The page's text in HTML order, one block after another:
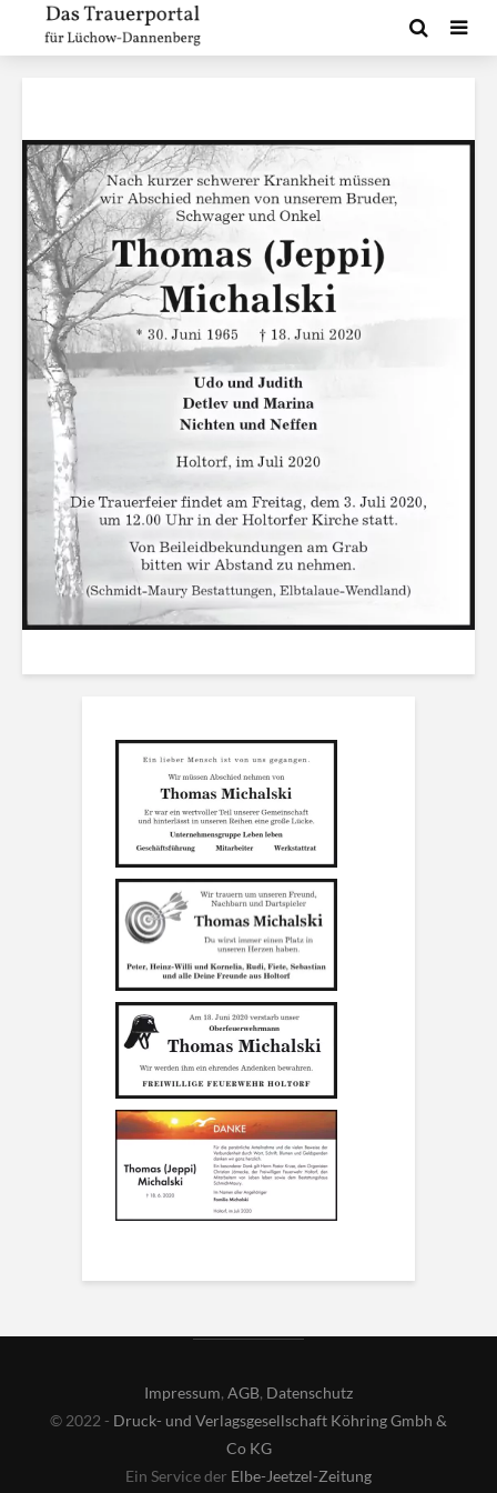
Impressum, AGB, Datenschutz
© 2022 - Druck- und Verlagsgesellschaft Köhring Gmbh &
Co KG
Ein Service der Elbe-Jeetzel-Zeitung